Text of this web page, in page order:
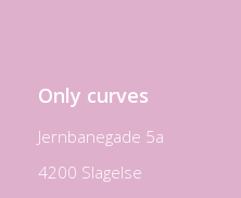
Only curves
Jernbanegade 5a
4200 Slagelse